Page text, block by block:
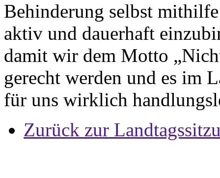
Behinderung selbst
aktiv und dauerhaft
damit wir dem Motto
gerecht werden und es im
für uns wirklich
Zurück zur